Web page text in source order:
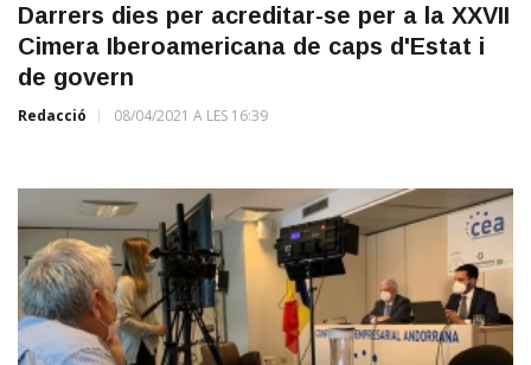
Darrers dies per acreditar-se per a la XXVII
Cimera Iberoamericana de caps d'Estat i
de govern
Redacció 08/04/2021 A LES 16:39